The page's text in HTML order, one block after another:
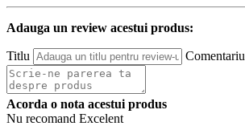
Adauga un review acestui produs:
Titlu Comentariu
Acorda o nota acestui produs
Nu recomand Excelent